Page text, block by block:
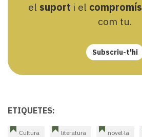
el suport i el compromís
com tu.
Subscriu-t'hi
ETIQUETES:
Cultura literatura novel·la